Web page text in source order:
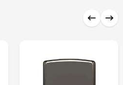
0 ₼